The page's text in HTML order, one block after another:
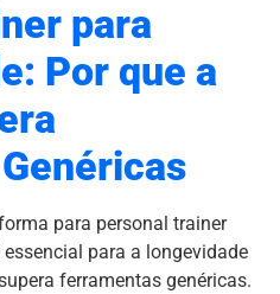
para
Por que a
para personal trainer
para a longevidade
ferramentas genéricas.